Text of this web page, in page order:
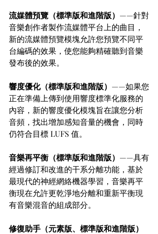
流媒體預覽（標準版和進階版） ——針對
音樂創作者製作流媒體平台上的曲目，
新的流媒體預覽模塊允許您預覽不同平
台編碼的效果，使您能夠精確聽到音樂
發布後的效果。
響度優化（標準版和進階版） ——如果您
正在準備上傳到使用響度標準化服務的
內容，新的響度優化模塊旨在讓您分析
音頻，找出增加感知音量的機會，同時
仍符合目標 LUFS 值。
音樂再平衡（標準版和進階版） ——具有
經過修訂和改進的干系分離功能，基於
最現代的神經網絡機器學習，音樂再平
衡現在允許更乾淨地分離和重新平衡現
有音樂混音的組成部分。
修復助手（元素版、標準版和進階版）